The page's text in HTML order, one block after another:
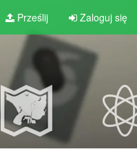
Prześlij Zaloguj się